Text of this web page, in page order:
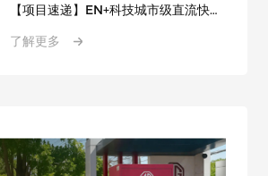
【项目速递】EN+科技城市级直流快充
Station升级
了解更多